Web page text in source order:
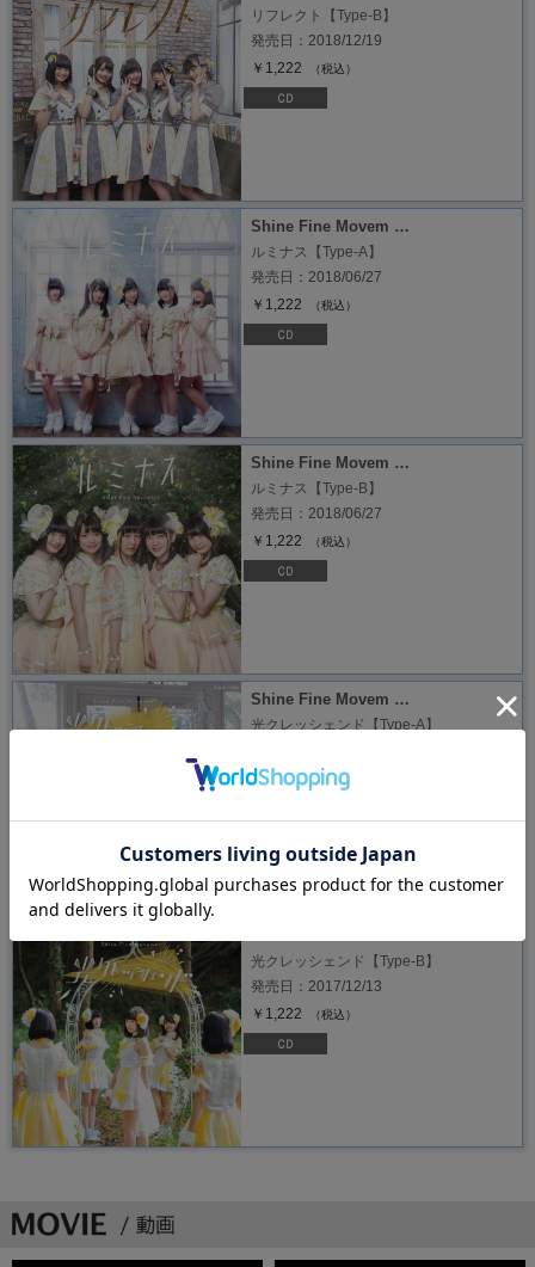
リフレクト【Type-B】
発売日：2018/12/19
￥1,222
（税込）
Shine Fine Movem …
ルミナス【Type-A】
発売日：2018/06/27
￥1,222
（税込）
Shine Fine Movem …
ルミナス【Type-B】
発売日：2018/06/27
￥1,222
（税込）
Shine Fine Movem …
光クレッシェンド【Type-A】
￥1,222 （税込）
光クレッシェンド【Type-B】
発売日：2017/12/13
￥1,222
（税込）